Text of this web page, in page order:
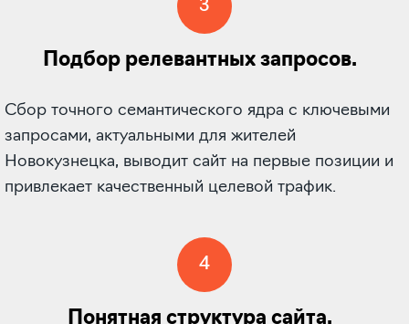
3
Подбор релевантных запросов.
Сбор точного семантического ядра с ключевыми
запросами, актуальными для жителей
Новокузнецка, выводит сайт на первые позиции и
привлекает качественный целевой трафик.
4
Понятная структура сайта.